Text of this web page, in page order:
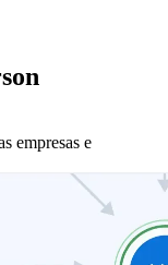
empresas e